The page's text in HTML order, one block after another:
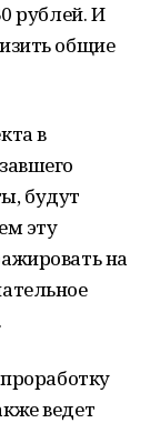
рублей. И
общие
в
будут
эту
на
ведет